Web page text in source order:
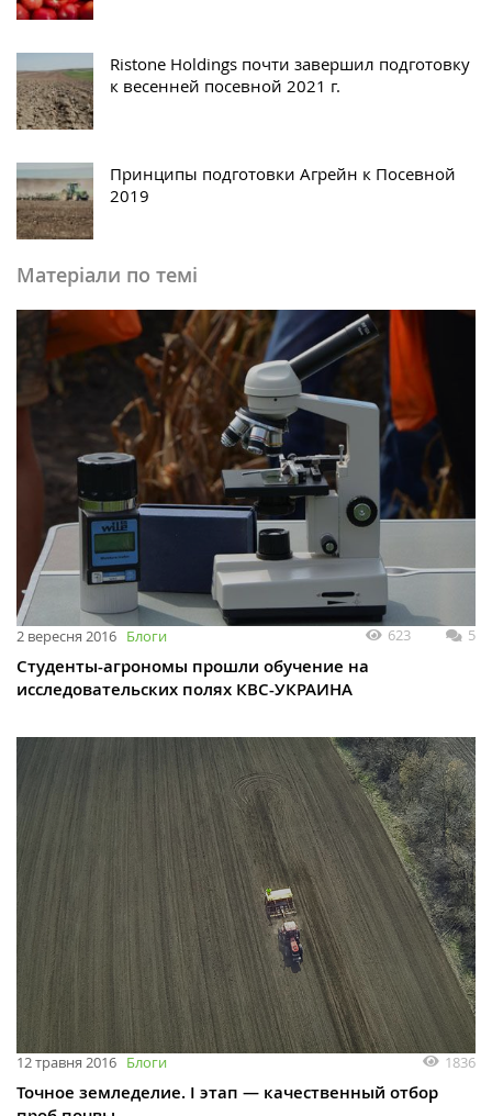
Ristone Holdings почти завершил подготовку
к весенней посевной 2021 г.
Принципы подготовки Агрейн к Посевной
2019
Матеріали по темі
2 вересня 2016 Блоги 623 5
Студенты-агрономы прошли обучение на
исследовательских полях КВС-УКРАИНА
12 травня 2016 Блоги 1836
Точное земледелие. I этап — качественный отбор